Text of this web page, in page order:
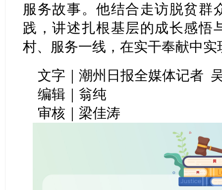
服务故事。他结合走访脱贫群
践，讲述扎根基层的成长感悟
村、服务一线，在实干奉献中实
文字｜潮州日报全媒体记者
编辑｜翁纯
审核｜梁佳涛